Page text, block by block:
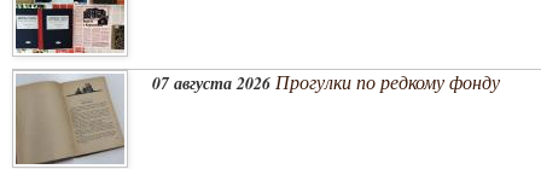
07 августа 2026 Прогулки по редкому фонду